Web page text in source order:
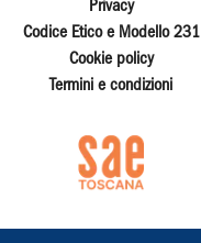
Privacy
Codice Etico e Modello 231
Cookie policy
Termini e condizioni